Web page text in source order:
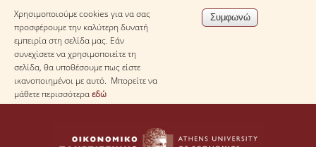
Χρησιμοποιούμε cookies για να σας
προσφέρουμε την καλύτερη δυνατή
εμπειρία στη σελίδα μας. Εάν
συνεχίσετε να χρησιμοποιείτε τη
σελίδα, θα υποθέσουμε πως είστε
ικανοποιημένοι με αυτό. Μπορείτε να
μάθετε περισσότεραεδώ